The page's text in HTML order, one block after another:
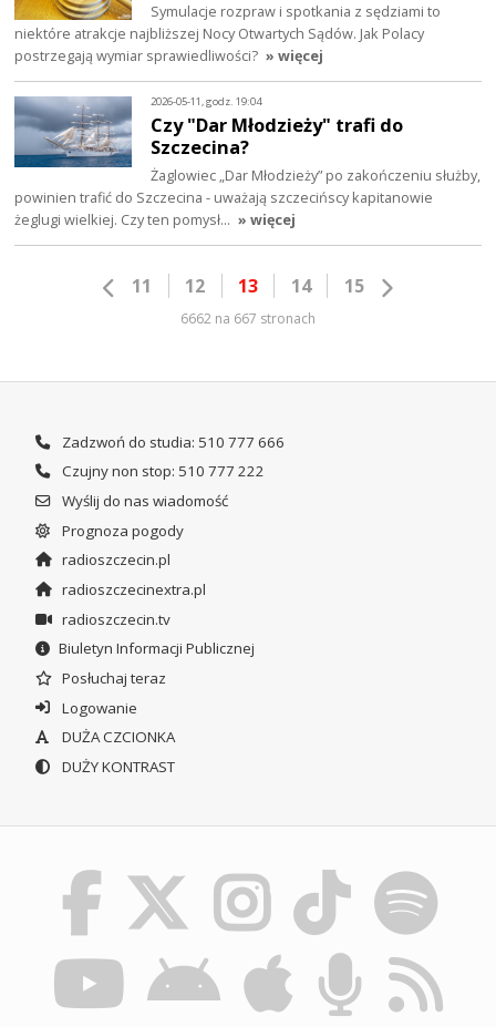
Symulacje rozpraw i spotkania z sędziami to
niektóre atrakcje najbliższej Nocy Otwartych Sądów. Jak Polacy
postrzegają wymiar sprawiedliwości? » więcej
2026-05-11, godz. 19:04
Czy "Dar Młodzieży" trafi do
Szczecina?
Żaglowiec „Dar Młodzieży” po zakończeniu służby,
powinien trafić do Szczecina - uważają szczecińscy kapitanowie
żeglugi wielkiej. Czy ten pomysł… » więcej
11 12 13 14 15
6662 na 667 stronach
Zadzwoń do studia: 510 777 666
Czujny non stop: 510 777 222
Wyślij do nas wiadomość
Prognoza pogody
radioszczecin.pl
radioszczecinextra.pl
radioszczecin.tv
Biuletyn Informacji Publicznej
Posłuchaj teraz
Logowanie
DUŻA CZCIONKA
DUŻY KONTRAST